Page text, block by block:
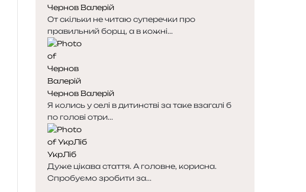
Чернов Валерій
От скільки не читаю суперечки про
правильний борщ, а в кожні...
Чернов Валерій
Я колись у селі в дитинстві за таке взагалі б
по голові отри...
УкрЛіб
Дуже цікава стаття. А головне, корисна.
Спробуємо зробити за...